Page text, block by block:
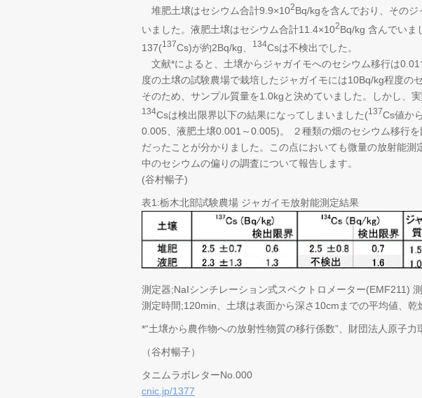
堆肥土壌はセシウム合計9.9×102Bq/kgを含んでおり、その
いました。液肥土壌はセシウム合計11.4×102Bq/kg 含んでいま
137(137Cs)が約2Bq/kg、 134Csは不検出でした。
文献*によると、土壌からジャガイモへのセシウム移行は
度の土壌の試験農場で栽培したジャガイモには10Bq/kg程度の
そのため、サンプル質量を1.0kgと決めていました。しかし、
134Csは検出限界以下の結果になってしまいました(137Cs値か
0.005、液肥土壌0.001～0.005)。 ２種類の畑のセシウム移行
だったことが分かりました。この点においても微量の放射能
中のセシウムの偏りの調査について報告します。
(谷村暢子)
表1:栃木北部試験農場 ジャガイモ放射能測定結果
測定器;NaIシンチレーション式スペクトロメーター(EMF211)
測定時間;120min、土壌は表面から深さ10cmまでの平均値、乾
*“土壌から農作物への放射性物質の移行係数”、財団法人原子
（谷村暢子）
タニムラボレターNo.000
cnic.jp/1377